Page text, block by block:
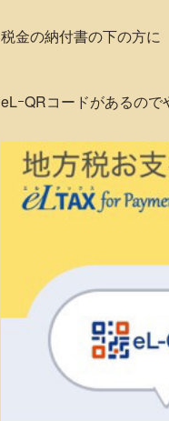
税金の納付書の下の方に
eLｰQRコードがあるので